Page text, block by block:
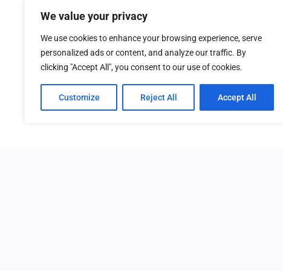
We value your privacy
We use cookies to enhance your browsing experience, serve
personalized ads or content, and analyze our traffic. By
clicking "Accept All", you consent to our use of cookies.
Customize Reject All Accept All
Salsomaggiore, le sue storiche Terme ed il Parco
Week-end al Castello di Bardi, camminando nella